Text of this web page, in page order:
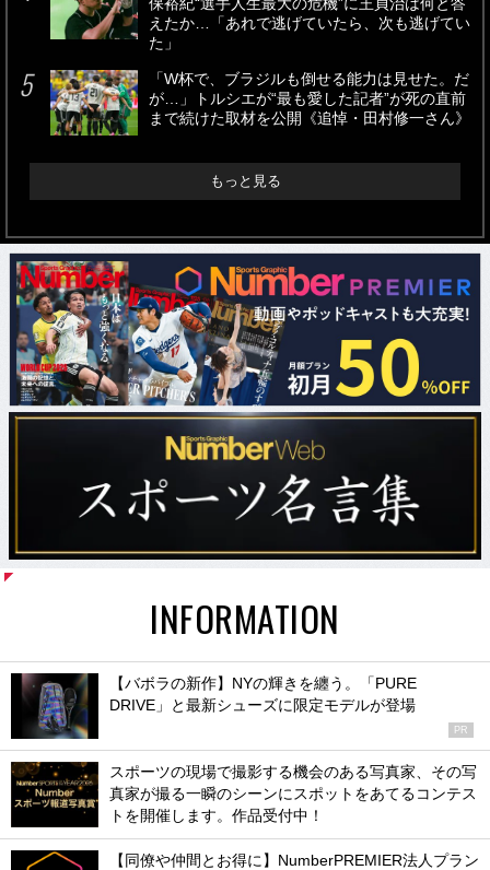
保裕紀“選手人生最大の危機”に王貞治は何と答
えたか…「あれで逃げていたら、次も逃げてい
た」
「W杯で、ブラジルも倒せる能力は見せた。だ
が…」トルシエが“最も愛した記者”が死の直前
まで続けた取材を公開《追悼・田村修一さん》
もっと見る
INFORMATION
【バボラの新作】NYの輝きを纏う。「PURE
DRIVE」と最新シューズに限定モデルが登場
PR
スポーツの現場で撮影する機会のある写真家、その写
真家が撮る一瞬のシーンにスポットをあてるコンテス
トを開催します。作品受付中！
【同僚や仲間とお得に】NumberPREMIER法人プラン